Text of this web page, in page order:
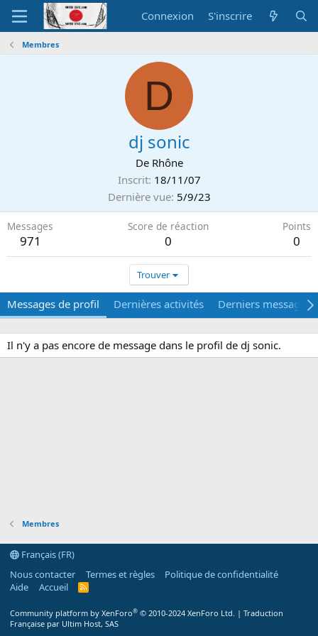
Connexion S'inscrire
Membres
D
dj sonic
De Rhône
Inscrit 18/11/07
Dernière vue 5/9/23
Messages
971
Score de réaction
0
Points
0
Trouver
Messages de profil Dernières activités Derniers messages
Il n'y a pas encore de message dans le profil de dj sonic.
Membres
Français (FR)
Nous contacter
Termes et règles
Politique de confidentialité
Aide
Accueil
R
Community platform by XenForo® © 2010-2024 XenForo Ltd. | Traduction
Française par Ultim Host, SAS